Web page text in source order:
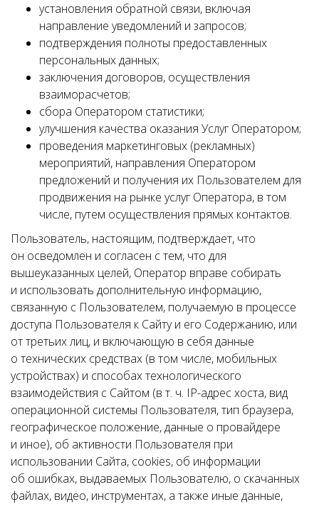
установления обратной связи, включая
направление уведомлений и запросов;
подтверждения полноты предоставленных
персональных данных;
заключения договоров, осуществления
взаиморасчетов;
сбора Оператором статистики;
улучшения качества оказания Услуг Оператором;
проведения маркетинговых (рекламных)
мероприятий, направления Оператором
предложений и получения их Пользователем для
продвижения на рынке услуг Оператора, в том
числе, путем осуществления прямых контактов.
Пользователь, настоящим, подтверждает, что
он осведомлен и согласен с тем, что для
вышеуказанных целей, Оператор вправе собирать
и использовать дополнительную информацию,
связанную с Пользователем, получаемую в процессе
доступа Пользователя к Сайту и его Содержанию, или
от третьих лиц, и включающую в себя данные
о технических средствах (в том числе, мобильных
устройствах) и способах технологического
взаимодействия с Сайтом (в т. ч. IP-адрес хоста, вид
операционной системы Пользователя, тип браузера,
географическое положение, данные о провайдере
и иное), об активности Пользователя при
использовании Сайта, cookies, об информации
об ошибках, выдаваемых Пользователю, о скачанных
файлах, видео, инструментах, а также иные данные,